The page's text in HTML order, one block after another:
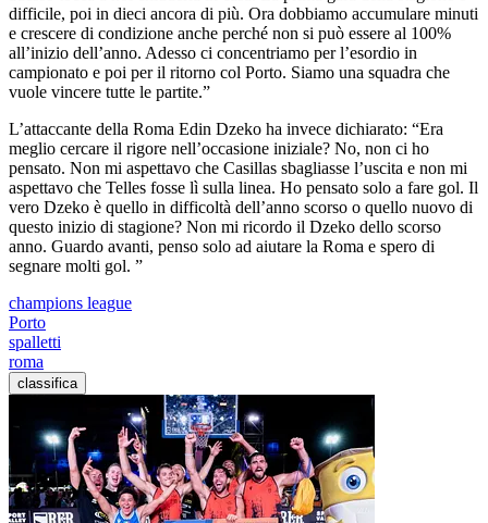
difficile, poi in dieci ancora di più. Ora dobbiamo accumulare minuti
e crescere di condizione anche perché non si può essere al 100%
all’inizio dell’anno. Adesso ci concentriamo per l’esordio in
campionato e poi per il ritorno col Porto. Siamo una squadra che
vuole vincere tutte le partite.”
L’attaccante della Roma Edin Dzeko ha invece dichiarato: “Era
meglio cercare il rigore nell’occasione iniziale? No, non ci ho
pensato. Non mi aspettavo che Casillas sbagliasse l’uscita e non mi
aspettavo che Telles fosse lì sulla linea. Ho pensato solo a fare gol. Il
vero Dzeko è quello in difficoltà dell’anno scorso o quello nuovo di
questo inizio di stagione? Non mi ricordo il Dzeko dello scorso
anno. Guardo avanti, penso solo ad aiutare la Roma e spero di
segnare molti gol. ”
champions league
Porto
spalletti
roma
classifica